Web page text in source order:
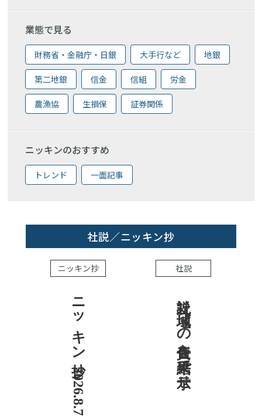
業態で見る
財務省・金融庁・日銀 大手行など 地銀
第二地銀 信金 信組 労金
農漁協 生損保 証券関係
ニッキンのおすすめ
トレンド 一面記事
社説／ニッキン抄
ニッキン抄
ニッキン抄 2026.8.7
社説
社説 地域への責任を結果で示せ